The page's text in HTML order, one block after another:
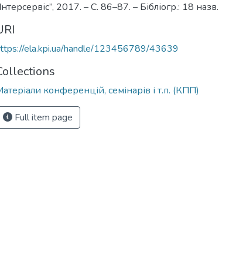
2017. – С. 86–87. – Бібліогр.: 18 назв.
ela.kpi.ua/handle/123456789/43639
конференцій, семінарів і т.п. (КПП)
Full item page